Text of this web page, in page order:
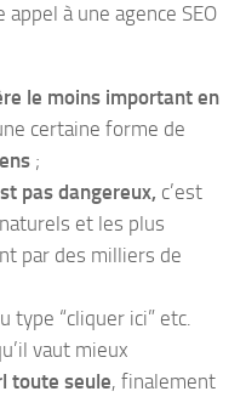
à une agence SEO
le moins important en
certaine forme de
;
pas dangereux, c’est
et les plus
par des milliers de
type “cliquer ici” etc.
vaut mieux
toute seule, finalement